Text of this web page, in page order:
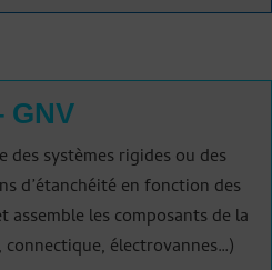
GNV
systèmes rigides ou des
d’étanchéité en fonction des
les composants de la
électrovannes…)